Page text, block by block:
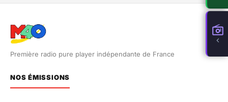
Première radio pure player indépendante de France
NOS ÉMISSIONS